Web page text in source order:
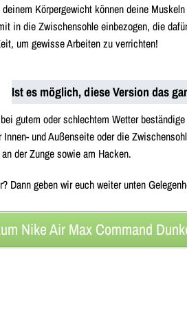
Körpergewicht können deine
in die Zwischensohle einbezogen, die
um gewisse Arbeiten zu verrichten!
Ist es möglich, diese Version das
gutem oder schlechtem Wetter
und Außenseite oder die
der Zunge sowie am Hacken.
Dann geben wir euch weiter unten
Nike Air Max Command